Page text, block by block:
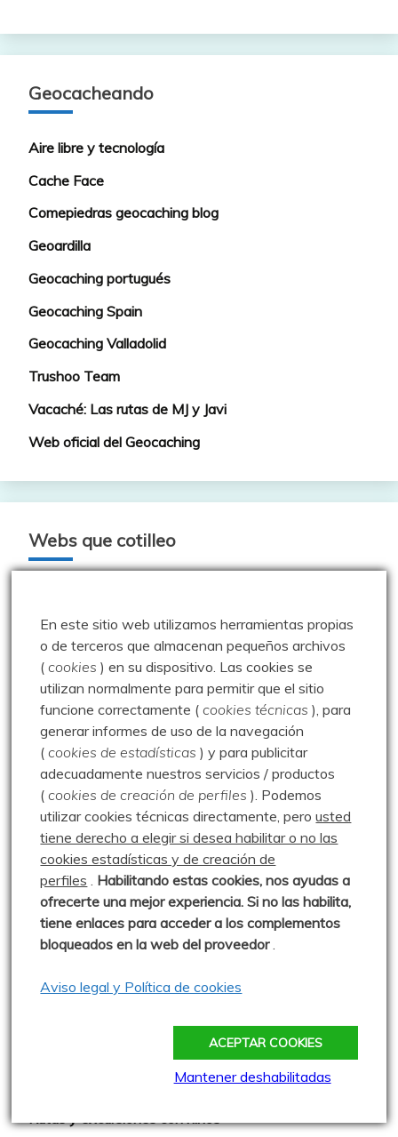
Geocacheando
Aire libre y tecnología
Cache Face
Comepiedras geocaching blog
Geoardilla
Geocaching portugués
Geocaching Spain
Geocaching Valladolid
Trushoo Team
Vacaché: Las rutas de MJ y Javi
Web oficial del Geocaching
Webs que cotilleo
Asociación Cultural "Peña Ruz"
Barruelo de Santullán
Club de Montaña la Escalerilla
Cronoescalada TORREÓN Carrera Vertical
Más madera - El blog de Rober
Montañas a esgalla - Vidal Rioja
Naturaleza de la Valdavia - Luis Herrero
Ojo Lince y Sra.
Paseos por las Montañas - Javier Ureta
Severinín
El Balcón de Judas
El Tumbarral de Avigamo Films
Mis 2miles Palentinos y otras historias
En este sitio web utilizamos herramientas propias
o de terceros que almacenan pequeños archivos
(cookies ) en su dispositivo. Las cookies se
utilizan normalmente para permitir que el sitio
funcione correctamente (cookies técnicas ), para
generar informes de uso de la navegación
(cookies de estadísticas ) y para publicitar
adecuadamente nuestros servicios / productos
(cookies de creación de perfiles ). Podemos
utilizar cookies técnicas directamente, perousted
tiene derecho a elegir si desea habilitar o no las
cookies estadísticas y de creación de
perfiles . Habilitando estas cookies, nos ayudas a
ofrecerte una mejor experiencia. Si no las habilita,
tiene enlaces para acceder a los complementos
bloqueados en la web del proveedor.
Aviso legal y Política de cookies
ACEPTAR COOKIES
Mantener deshabilitadas